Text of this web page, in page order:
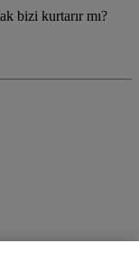
bizi kurtarır mı?